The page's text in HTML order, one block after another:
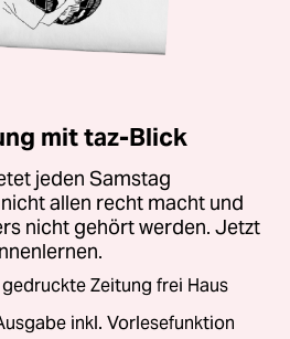
mit taz-Blick
jeden Samstag
allen recht macht und
nicht gehört werden. Jetzt
Zeitung frei Haus
inkl. Vorlesefunktion